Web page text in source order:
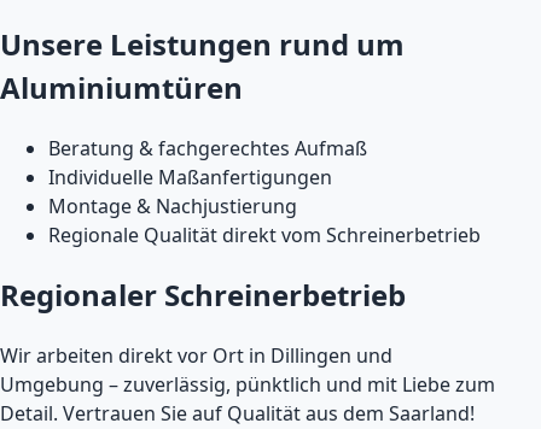
Unsere Leistungen rund um
Aluminiumtüren
Beratung & fachgerechtes Aufmaß
Individuelle Maßanfertigungen
Montage & Nachjustierung
Regionale Qualität direkt vom Schreinerbetrieb
Regionaler Schreinerbetrieb
Wir arbeiten direkt vor Ort in Dillingen und
Umgebung – zuverlässig, pünktlich und mit Liebe zum
Detail. Vertrauen Sie auf Qualität aus dem Saarland!